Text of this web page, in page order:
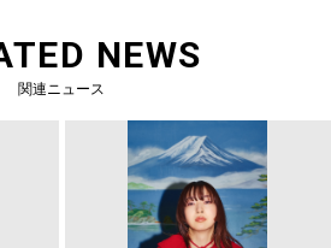
NEWS
関連ニュース